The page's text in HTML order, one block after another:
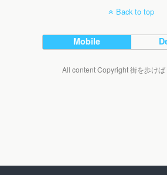
Back to top
Mobile
All content Copyright 街を歩け